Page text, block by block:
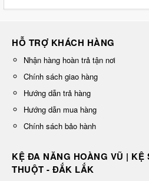
HỖ TRỢ KHÁCH HÀNG
Nhận hàng hoàn trả tận nơi
Chính sách giao hàng
Hướng dẫn trả hàng
Hướng dẫn mua hàng
Chính sách bảo hành
KỆ ĐA NĂNG HOÀNG VŨ | KỆ
THUỘT - ĐẮK LẮK